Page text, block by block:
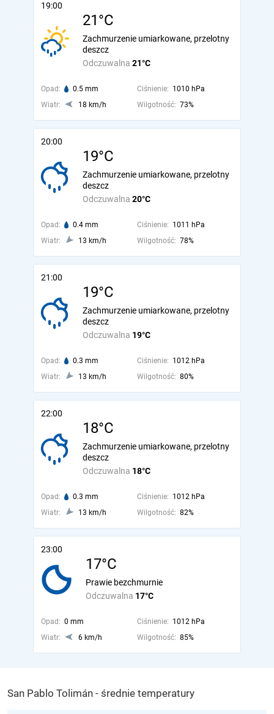
19:00
21°C
Odczuwalna 21°C
Zachmurzenie umiarkowane, przelotny
deszcz
Opad: 0.5 mm Ciśnienie: 1010 hPa
Wiatr:
18 km/h Wilgotność: 73%
20:00
19°C
Odczuwalna 20°C
Zachmurzenie umiarkowane, przelotny
deszcz
Opad: 0.4 mm Ciśnienie: 1011 hPa
Wiatr:
13 km/h Wilgotność: 78%
21:00
19°C
Odczuwalna 19°C
Zachmurzenie umiarkowane, przelotny
deszcz
Opad: 0.3 mm Ciśnienie: 1012 hPa
Wiatr:
13 km/h Wilgotność: 80%
22:00
18°C
Odczuwalna 18°C
Zachmurzenie umiarkowane, przelotny
deszcz
Opad: 0.3 mm Ciśnienie: 1012 hPa
Wiatr:
13 km/h Wilgotność: 82%
23:00
17°C
Odczuwalna 17°C
Prawie bezchmurnie
Opad: 0 mm Ciśnienie: 1012 hPa
Wiatr:
6 km/h Wilgotność: 85%
San Pablo Tolimán - średnie temperatury